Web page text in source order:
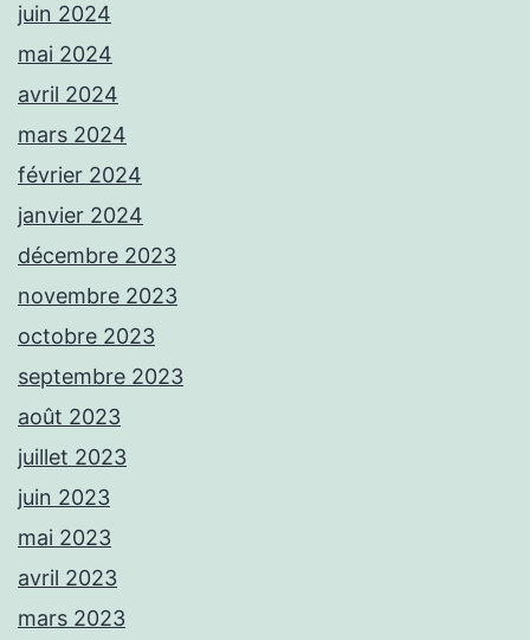
juin 2024
mai 2024
avril 2024
mars 2024
février 2024
janvier 2024
décembre 2023
novembre 2023
octobre 2023
septembre 2023
août 2023
juillet 2023
juin 2023
mai 2023
avril 2023
mars 2023